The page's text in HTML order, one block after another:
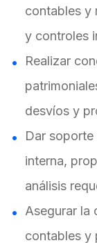
contables y
y controles
Realizar
desvíos y
Dar
interna,
análisis
Asegurar la
contables y